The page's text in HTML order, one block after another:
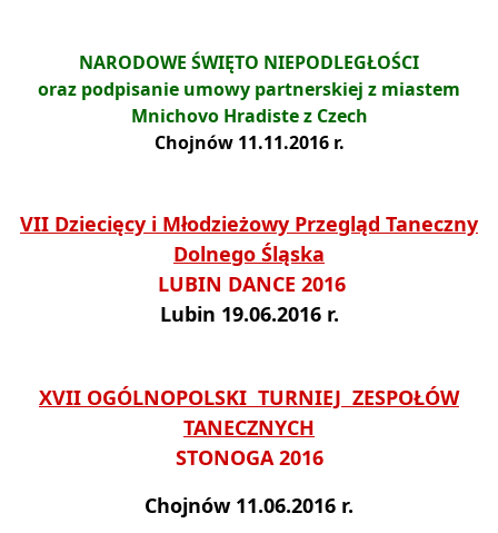
NARODOWE ŚWIĘTO NIEPODLEGŁOŚCI
oraz podpisanie umowy partnerskiej z miastem
Mnichovo Hradiste z Czech
Chojnów 11.11.2016 r.
VII Dziecięcy i Młodzieżowy Przegląd Taneczny
Dolnego Śląska
LUBIN DANCE 2016
Lubin 19.06.2016 r.
XVII OGÓLNOPOLSKI TURNIEJ ZESPOŁÓW
TANECZNYCH
STONOGA 2016
Chojnów 11.06.2016 r.